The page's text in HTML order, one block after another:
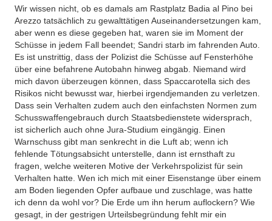
Wir wissen nicht, ob es damals am Rastplatz Badia al Pino bei
Arezzo tatsächlich zu gewalttätigen Auseinandersetzungen kam,
aber wenn es diese gegeben hat, waren sie im Moment der
Schüsse in jedem Fall beendet; Sandri starb im fahrenden Auto.
Es ist unstrittig, dass der Polizist die Schüsse auf Fensterhöhe
über eine befahrene Autobahn hinweg abgab. Niemand wird
mich davon überzeugen können, dass Spaccarotella sich des
Risikos nicht bewusst war, hierbei irgendjemanden zu verletzen.
Dass sein Verhalten zudem auch den einfachsten Normen zum
Schusswaffengebrauch durch Staatsbedienstete widersprach,
ist sicherlich auch ohne Jura-Studium eingängig. Einen
Warnschuss gibt man senkrecht in die Luft ab; wenn ich
fehlende Tötungsabsicht unterstelle, dann ist ernsthaft zu
fragen, welche weiteren Motive der Verkehrspolizist für sein
Verhalten hatte. Wen ich mich mit einer Eisenstange über einem
am Boden liegenden Opfer aufbaue und zuschlage, was hatte
ich denn da wohl vor? Die Erde um ihn herum auflockern? Wie
gesagt, in der gestrigen Urteilsbegründung fehlt mir ein